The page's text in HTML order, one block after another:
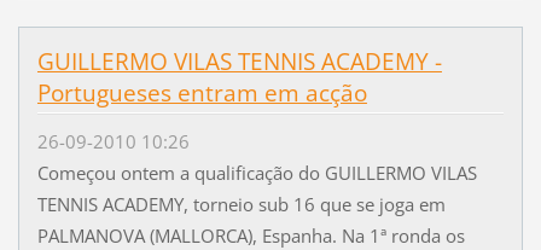
GUILLERMO VILAS TENNIS ACADEMY -
Portugueses entram em acção
26-09-2010 10:26
Começou ontem a qualificação do GUILLERMO VILAS
TENNIS ACADEMY, torneio sub 16 que se joga em
PALMANOVA (MALLORCA), Espanha. Na 1ª ronda os